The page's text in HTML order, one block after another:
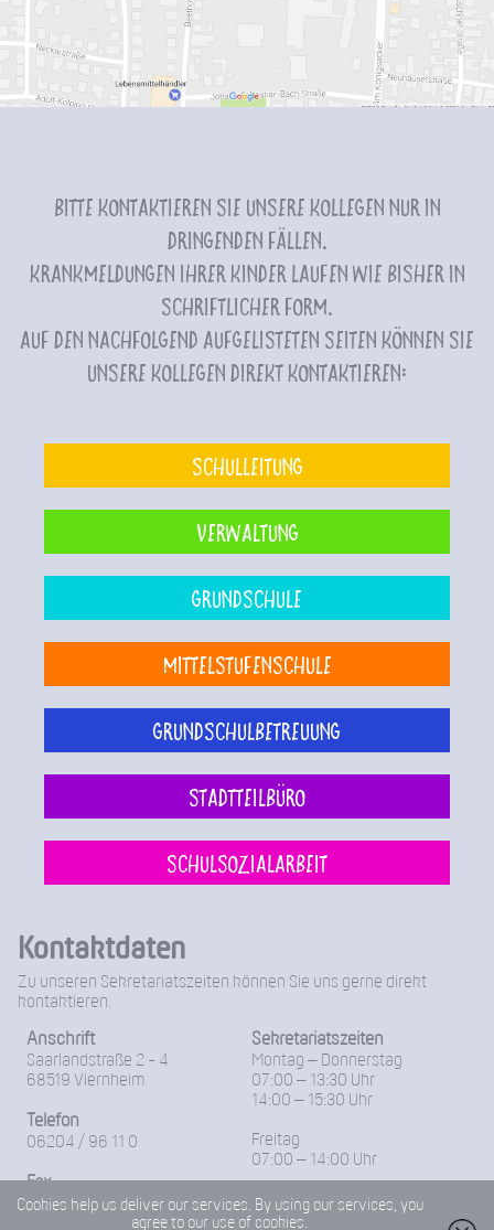
Bitte kontaktieren Sie unsere Kollegen nur in
dringenden Fällen.
Krankmeldungen Ihrer Kinder laufen wie bisher in
schriftlicher Form.
Auf den nachfolgend aufgelisteten Seiten können Sie
unsere Kollegen direkt kontaktieren:
Schulleitung
Verwaltung
Grundschule
Mittelstufenschule
Grundschulbetreuung
Stadtteilbüro
Schulsozialarbeit
Kontaktdaten
Zu unseren Sekretariatszeiten können Sie uns gerne direkt
kontaktieren.
Anschrift
Saarlandstraße 2 - 4
68519 Viernheim
Telefon
06204 / 96 11 0
Fax
06204-96 11 18
Sekretariatszeiten
Montag – Donnerstag
07:00 – 13:30 Uhr
14:00 – 15:30 Uhr
Freitag
07:00 – 14:00 Uhr
Cookies help us deliver our services. By using our services, you
agree to our use of cookies.